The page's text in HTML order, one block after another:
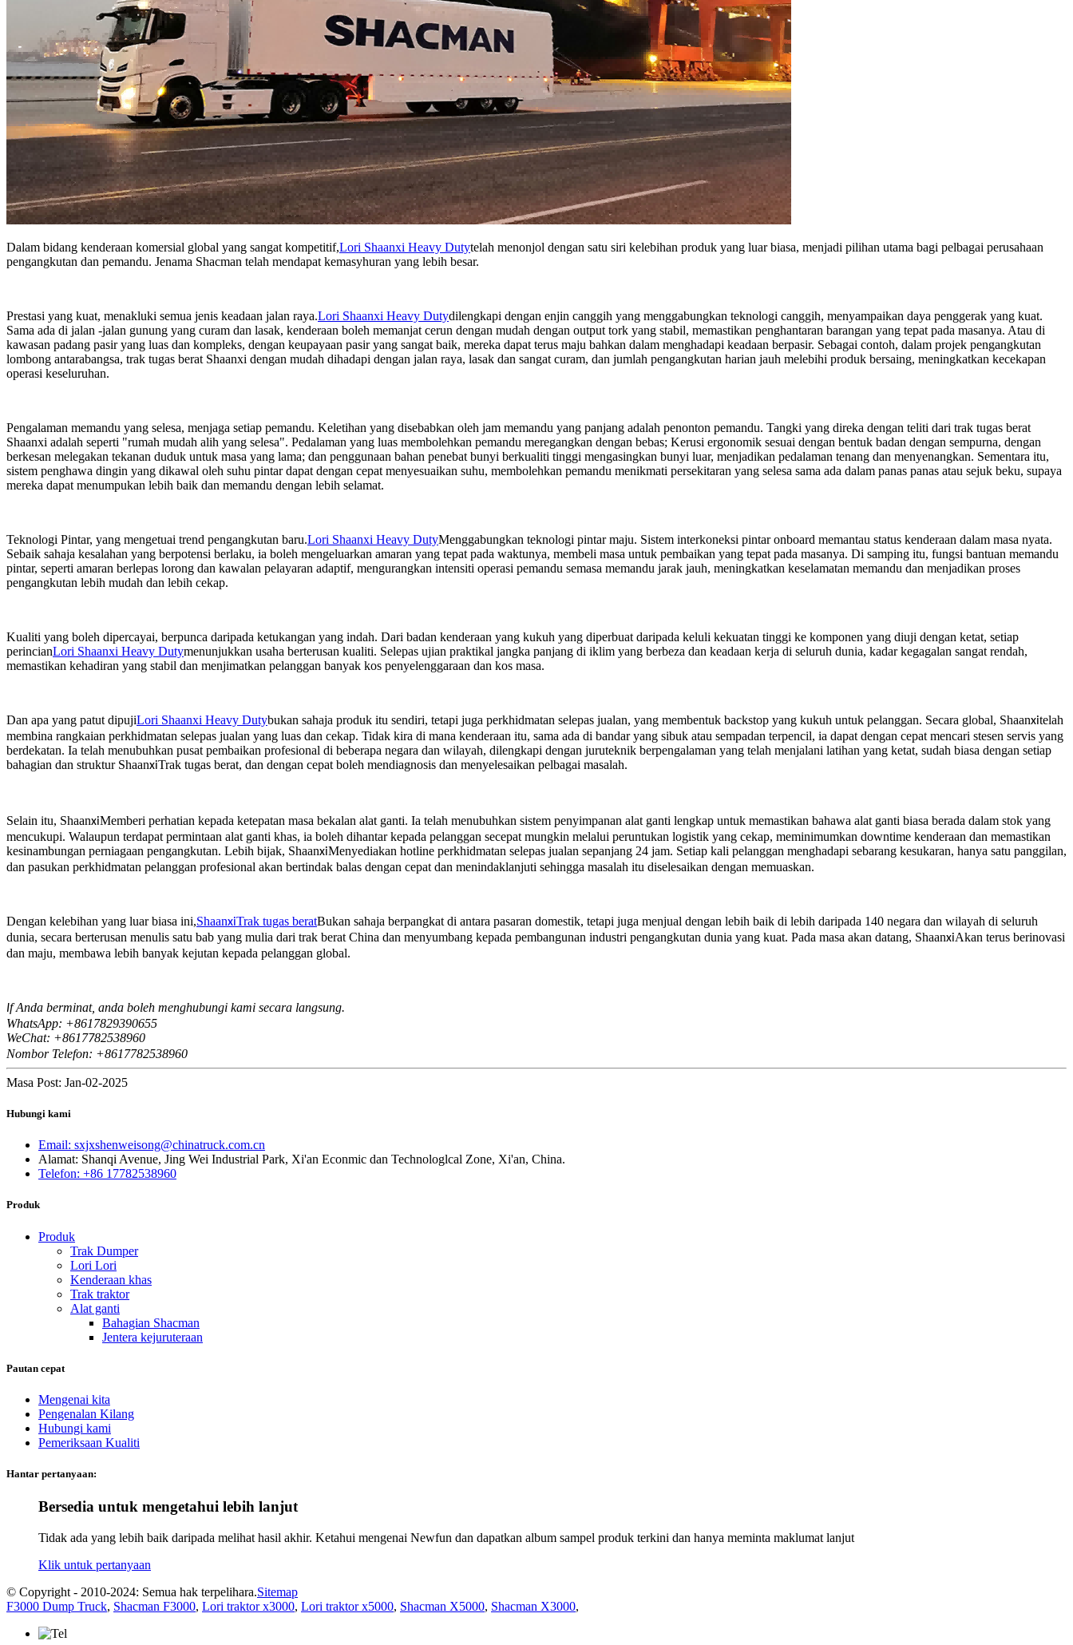
Dalam bidang kenderaan komersial global yang sangat kompetitif,Lori Shaanxi Heavy Dutytelah menonjol dengan satu siri kelebihan produk yang luar biasa, menjadi pilihan utama bagi pelbagai perusahaan
pengangkutan dan pemandu. Jenama Shacman telah mendapat kemasyhuran yang lebih besar.
Prestasi yang kuat, menakluki semua jenis keadaan jalan raya.Lori Shaanxi Heavy Dutydilengkapi dengan enjin canggih yang menggabungkan teknologi canggih, menyampaikan daya penggerak yang kuat.
Sama ada di jalan -jalan gunung yang curam dan lasak, kenderaan boleh memanjat cerun dengan mudah dengan output tork yang stabil, memastikan penghantaran barangan yang tepat pada masanya. Atau di
kawasan padang pasir yang luas dan kompleks, dengan keupayaan pasir yang sangat baik, mereka dapat terus maju bahkan dalam menghadapi keadaan berpasir. Sebagai contoh, dalam projek pengangkutan
lombong antarabangsa, trak tugas berat Shaanxi dengan mudah dihadapi dengan jalan raya, lasak dan sangat curam, dan jumlah pengangkutan harian jauh melebihi produk bersaing, meningkatkan kecekapan
operasi keseluruhan.
Pengalaman memandu yang selesa, menjaga setiap pemandu. Keletihan yang disebabkan oleh jam memandu yang panjang adalah penonton pemandu. Tangki yang direka dengan teliti dari trak tugas berat
Shaanxi adalah seperti "rumah mudah alih yang selesa". Pedalaman yang luas membolehkan pemandu meregangkan dengan bebas; Kerusi ergonomik sesuai dengan bentuk badan dengan sempurna, dengan
berkesan melegakan tekanan duduk untuk masa yang lama; dan penggunaan bahan penebat bunyi berkualiti tinggi mengasingkan bunyi luar, menjadikan pedalaman tenang dan menyenangkan. Sementara itu,
sistem penghawa dingin yang dikawal oleh suhu pintar dapat dengan cepat menyesuaikan suhu, membolehkan pemandu menikmati persekitaran yang selesa sama ada dalam panas panas atau sejuk beku, supaya
mereka dapat menumpukan lebih baik dan memandu dengan lebih selamat.
Teknologi Pintar, yang mengetuai trend pengangkutan baru.Lori Shaanxi Heavy DutyMenggabungkan teknologi pintar maju. Sistem interkoneksi pintar onboard memantau status kenderaan dalam masa nyata.
Sebaik sahaja kesalahan yang berpotensi berlaku, ia boleh mengeluarkan amaran yang tepat pada waktunya, membeli masa untuk pembaikan yang tepat pada masanya. Di samping itu, fungsi bantuan memandu
pintar, seperti amaran berlepas lorong dan kawalan pelayaran adaptif, mengurangkan intensiti operasi pemandu semasa memandu jarak jauh, meningkatkan keselamatan memandu dan menjadikan proses
pengangkutan lebih mudah dan lebih cekap.
Kualiti yang boleh dipercayai, berpunca daripada ketukangan yang indah. Dari badan kenderaan yang kukuh yang diperbuat daripada keluli kekuatan tinggi ke komponen yang diuji dengan ketat, setiap
perincianLori Shaanxi Heavy Dutymenunjukkan usaha berterusan kualiti. Selepas ujian praktikal jangka panjang di iklim yang berbeza dan keadaan kerja di seluruh dunia, kadar kegagalan sangat rendah,
memastikan kehadiran yang stabil dan menjimatkan pelanggan banyak kos penyelenggaraan dan kos masa.
Dan apa yang patut dipujiLori Shaanxi Heavy Dutybukan sahaja produk itu sendiri, tetapi juga perkhidmatan selepas jualan, yang membentuk backstop yang kukuh untuk pelanggan. Secara global, Shaanxitelah
membina rangkaian perkhidmatan selepas jualan yang luas dan cekap. Tidak kira di mana kenderaan itu, sama ada di bandar yang sibuk atau sempadan terpencil, ia dapat dengan cepat mencari stesen servis yang
berdekatan. Ia telah menubuhkan pusat pembaikan profesional di beberapa negara dan wilayah, dilengkapi dengan juruteknik berpengalaman yang telah menjalani latihan yang ketat, sudah biasa dengan setiap
bahagian dan struktur ShaanxiTrak tugas berat, dan dengan cepat boleh mendiagnosis dan menyelesaikan pelbagai masalah.
Selain itu, ShaanxiMemberi perhatian kepada ketepatan masa bekalan alat ganti. Ia telah menubuhkan sistem penyimpanan alat ganti lengkap untuk memastikan bahawa alat ganti biasa berada dalam stok yang
mencukupi. Walaupun terdapat permintaan alat ganti khas, ia boleh dihantar kepada pelanggan secepat mungkin melalui peruntukan logistik yang cekap, meminimumkan downtime kenderaan dan memastikan
kesinambungan perniagaan pengangkutan. Lebih bijak, ShaanxiMenyediakan hotline perkhidmatan selepas jualan sepanjang 24 jam. Setiap kali pelanggan menghadapi sebarang kesukaran, hanya satu panggilan,
dan pasukan perkhidmatan pelanggan profesional akan bertindak balas dengan cepat dan menindaklanjuti sehingga masalah itu diselesaikan dengan memuaskan.
Dengan kelebihan yang luar biasa ini,ShaanxiTrak tugas beratBukan sahaja berpangkat di antara pasaran domestik, tetapi juga menjual dengan lebih baik di lebih daripada 140 negara dan wilayah di seluruh
dunia, secara berterusan menulis satu bab yang mulia dari trak berat China dan menyumbang kepada pembangunan industri pengangkutan dunia yang kuat. Pada masa akan datang, ShaanxiAkan terus berinovasi
dan maju, membawa lebih banyak kejutan kepada pelanggan global.
If Anda berminat, anda boleh menghubungi kami secara langsung.
WhatsApp: +8617829390655
WeChat: +8617782538960
Nombor Telefon: +8617782538960
Masa Post: Jan-02-2025
Hubungi kami
Email: sxjxshenweisong@chinatruck.com.cn
Alamat: Shanqi Avenue, Jing Wei Industrial Park, Xi'an Econmic dan Technologlcal Zone, Xi'an, China.
Telefon: +86 17782538960
Produk
Produk
Trak Dumper
Lori Lori
Kenderaan khas
Trak traktor
Alat ganti
Bahagian Shacman
Jentera kejuruteraan
Pautan cepat
Mengenai kita
Pengenalan Kilang
Hubungi kami
Pemeriksaan Kualiti
Hantar pertanyaan:
Bersedia untuk mengetahui lebih lanjut
Tidak ada yang lebih baik daripada melihat hasil akhir. Ketahui mengenai Newfun dan dapatkan album sampel produk terkini dan hanya meminta maklumat lanjut
Klik untuk pertanyaan
© Copyright - 2010-2024: Semua hak terpelihara.Sitemap
F3000 Dump Truck, Shacman F3000, Lori traktor x3000, Lori traktor x5000, Shacman X5000, Shacman X3000,